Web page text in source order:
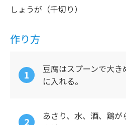
しょうが（千切り）
作り方
豆腐はスプーンで大
に入れる。
あさり、水、酒、鶏